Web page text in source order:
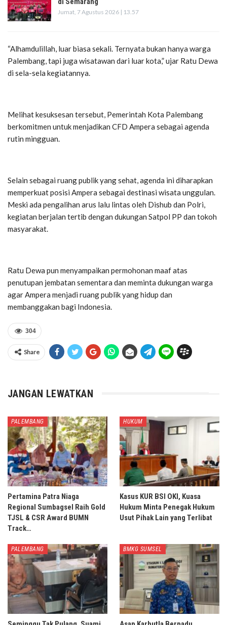
Jumat, 7 Agustus 2026 | 13.57
“Alhamdulillah, luar biasa sekali. Ternyata bukan hanya warga
Palembang, tapi juga wisatawan dari luar kota,” ujar Ratu Dewa
di sela-sela kegiatannya.
Melihat kesuksesan tersebut, Pemerintah Kota Palembang
berkomitmen untuk menjadikan CFD Ampera sebagai agenda
rutin mingguan.
Selain sebagai ruang publik yang sehat, agenda ini diharapkan
memperkuat posisi Ampera sebagai destinasi wisata unggulan.
Meski ada pengalihan arus lalu lintas oleh Dishub dan Polri,
kegiatan berjalan tertib dengan dukungan Satpol PP dan tokoh
masyarakat.
Ratu Dewa pun menyampaikan permohonan maaf atas
penutupan jembatan sementara dan meminta dukungan warga
agar Ampera menjadi ruang publik yang hidup dan
membanggakan bagi Indonesia.
304
Share
JANGAN LEWATKAN
PALEMBANG
Pertamina Patra Niaga
Regional Sumbagsel Raih Gold
TJSL & CSR Award BUMN
Track…
HUKUM
Kasus KUR BSI OKI, Kuasa
Hukum Minta Penegak Hukum
Usut Pihak Lain yang Terlibat
PALEMBANG BMKG SUMSEL